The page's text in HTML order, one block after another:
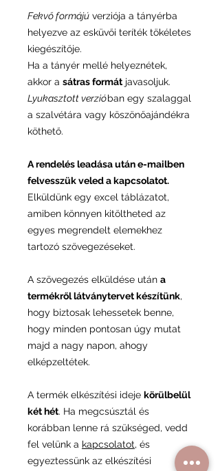
Fekvő formájú verziója a tányérba
helyezve az esküvői teríték tökéletes
kiegészítője.
Ha a tányér mellé helyeznétek,
akkor a sátras formátjavasoljuk.
Lyukasztott verzióban egy szalaggal
a szalvétára vagy köszönőajándékra
köthető.
A rendelés leadása után e-mailben
felvesszük veled a kapcsolatot.
Elküldünk egy excel táblázatot,
amiben könnyen kitöltheted az
egyes megrendelt elemekhez
tartozó szövegezéseket.
A szövegezés elküldése után a
termékről látványtervet készítünk,
hogy biztosak lehessetek benne,
hogy minden pontosan úgy mutat
majd a nagy napon, ahogy
elképzeltétek.
A termék elkészítési ideje körülbelül
két hét. Ha megcsúsztál és
korábban lenne rá szükséged, vedd
fel velünk a kapcsolatot, és
egyeztessünk az elkészítési